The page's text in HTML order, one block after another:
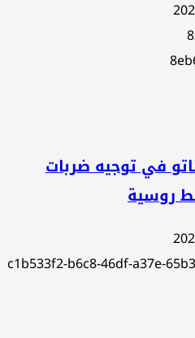
في توجيه ضربات
روسية